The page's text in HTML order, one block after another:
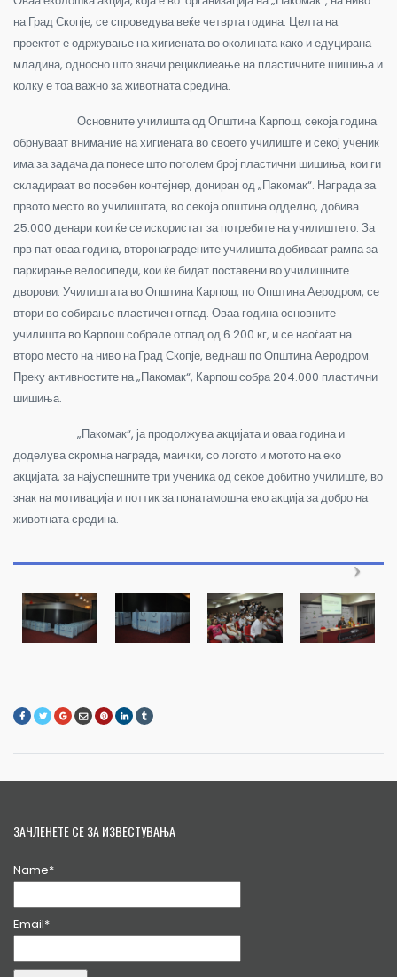
на Град Скопје, се спроведува веќе четврта година. Целта на
проектот е одржување на хигиената во околината како и едуцирана
младина, односно што значи рециклиеање на пластичните шишиња и
колку е тоа важно за животната средина.
Основните училишта од Општина Карпош, секоја година
обрнуваат внимание на хигиената во своето училиште и секој ученик
има за задача да понесе што поголем број пластични шишиња, кои ги
складираат во посебен контејнер, дониран од „Пакомак“. Награда за
првото место во училиштата, во секоја општина одделно, добива
25.000 денари кои ќе се искористат за потребите на училиштето. За
прв пат оваа година, второнаградените училишта добиваат рампа за
паркирање велосипеди, кои ќе бидат поставени во училишните
дворови. Училиштата во Општина Карпош, по Општина Аеродром, се
втори во собирање пластичен отпад. Оваа година основните
училишта во Карпош собрале отпад од 6.200 кг, и се наоѓаат на
второ место на ниво на Град Скопје, веднаш по Општина Аеродром.
Преку активностите на „Пакомак“, Карпош собра 204.000 пластични
шишиња.
„Пакомак“, ја продолжува акцијата и оваа година и
доделува скромна награда, маички, со логото и мотото на еко
акцијата, за најуспешните три ученика од секое добитно училиште, во
знак на мотивација и поттик за понатамошна еко акција за добро на
животната средина.
ЗАЧЛЕНЕТЕ СЕ ЗА ИЗВЕСТУВАЊА
Name*
Email*